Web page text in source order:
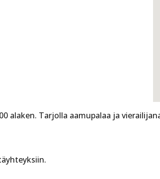
alaken. Tarjolla aamupalaa ja